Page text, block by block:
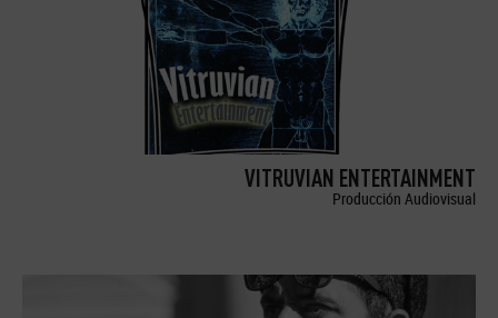
VITRUVIAN ENTERTAINMENT
Producción Audiovisual